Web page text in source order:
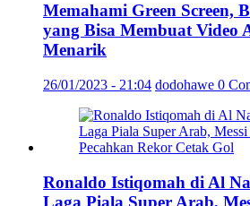
Memahami Green Screen,
yang Bisa Membuat Video
Menarik
26/01/2023 - 21:04 dodohawe 0
Ronaldo Istiqomah di Al
Laga Piala Super Arab,